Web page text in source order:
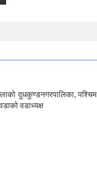
दुधकुण्डनगरपालिका,
वडाध्यक्ष